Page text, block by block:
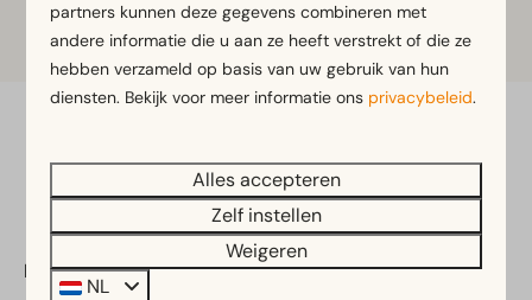
Meer informatie
EuroParcs Spaarnwoude
partners kunnen deze gegevens combineren met
andere informatie die u aan ze heeft verstrekt of die ze
hebben verzameld op basis van uw gebruik van hun
diensten. Bekijk voor meer informatie ons privacybeleid.
Alles accepteren
Zelf instellen
Weigeren
NL